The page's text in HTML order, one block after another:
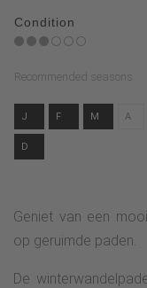
Condition
Recommended seasons
J F M A
D
Geniet van een
op geruimde paden.
De